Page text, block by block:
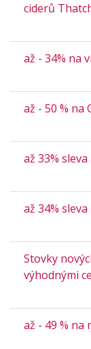
ciderů
až - 34% na
až - 50 % na
až 33%
až 34%
Stovky
výhodnými
až - 49 %